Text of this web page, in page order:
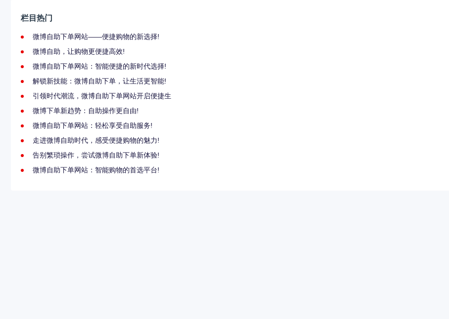
栏目热门
微博自助下单网站——便捷购物的新选择!
微博自助，让购物更便捷高效!
微博自助下单网站：智能便捷的新时代选择!
解锁新技能：微博自助下单，让生活更智能!
引领时代潮流，微博自助下单网站开启便捷生
微博下单新趋势：自助操作更自由!
微博自助下单网站：轻松享受自助服务!
走进微博自助时代，感受便捷购物的魅力!
告别繁琐操作，尝试微博自助下单新体验!
微博自助下单网站：智能购物的首选平台!